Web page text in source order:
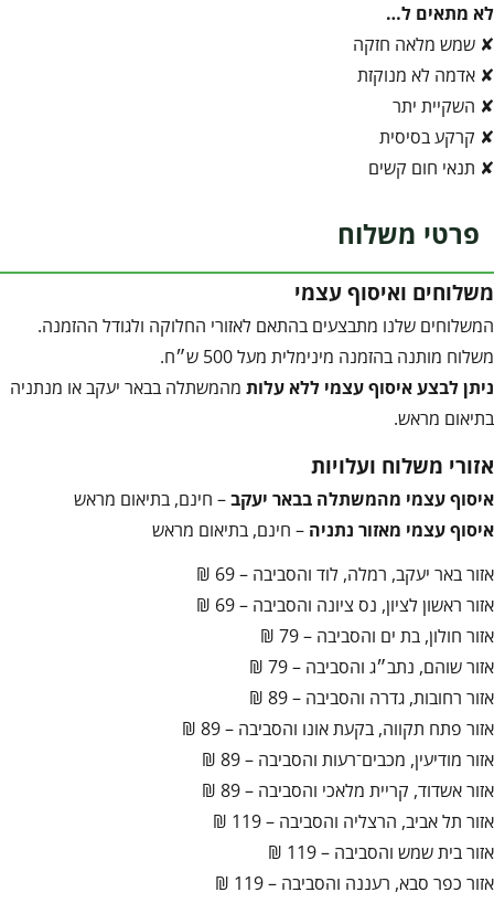
לא מתאים ל…
✘ שמש מלאה חזקה
✘ אדמה לא מנוקזת
✘ השקיית יתר
✘ קרקע בסיסית
✘ תנאי חום קשים
פרטי משלוח
משלוחים ואיסוף עצמי
המשלוחים שלנו מתבצעים בהתאם לאזורי החלוקה ולגודל ההזמנה.
משלוח מותנה בהזמנה מינימלית מעל 500 ש״ח.
ניתן לבצע איסוף עצמי ללא עלות מהמשתלה בבאר יעקב או מנתניה
בתיאום מראש.
אזורי משלוח ועלויות
איסוף עצמי מהמשתלה בבאר יעקב– חינם, בתיאום מראש
איסוף עצמי מאזור נתניה – חינם, בתיאום מראש
אזור באר יעקב, רמלה, לוד והסביבה – 69 ₪
אזור ראשון לציון, נס ציונה והסביבה – 69 ₪
אזור חולון, בת ים והסביבה – 79 ₪
אזור שוהם, נתב״ג והסביבה – 79 ₪
אזור רחובות, גדרה והסביבה – 89 ₪
אזור פתח תקווה, בקעת אונו והסביבה – 89 ₪
אזור מודיעין, מכבים־רעות והסביבה – 89 ₪
אזור אשדוד, קריית מלאכי והסביבה – 89 ₪
אזור תל אביב, הרצליה והסביבה – 119 ₪
אזור בית שמש והסביבה – 119 ₪
אזור כפר סבא, רעננה והסביבה – 119 ₪